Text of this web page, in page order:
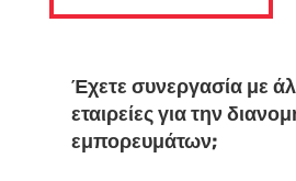
Έχετε συνεργασία με
εταιρείες για την
εμπορευμάτων;